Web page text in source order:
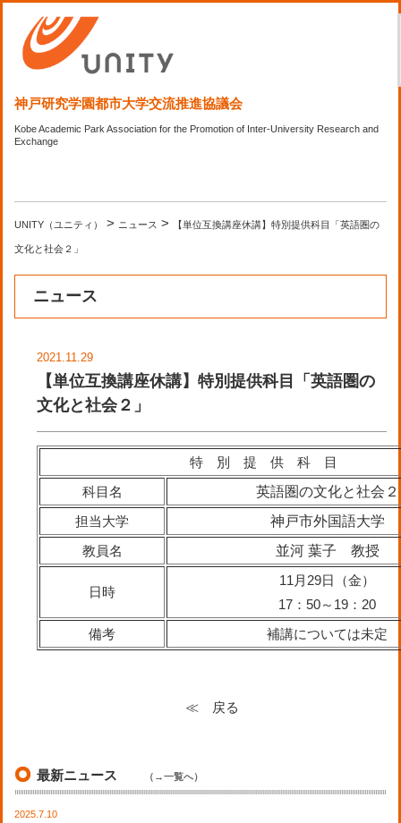
神戸研究学園都市大学交流推進協議会
Kobe Academic Park Association for the Promotion of Inter-University Research and
Exchange
UNITY（ユニティ） > ニュース > 【単位互換講座休講】特別提供科目「英語圏の
文化と社会２」
ニュース
2021.11.29
【単位互換講座休講】特別提供科目「英語圏の
文化と社会２」
特 別 提 供 科 目
科目名
英語圏の文化と社会２
担当大学
神戸市外国語大学
教員名
並河 葉子 教授
日時
11月29日（金）
17：50～19：20
備考
補講については未定
≪ 戻る
最新ニュース （→一覧へ）
2025.7.10